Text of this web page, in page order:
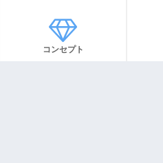
コンセプト